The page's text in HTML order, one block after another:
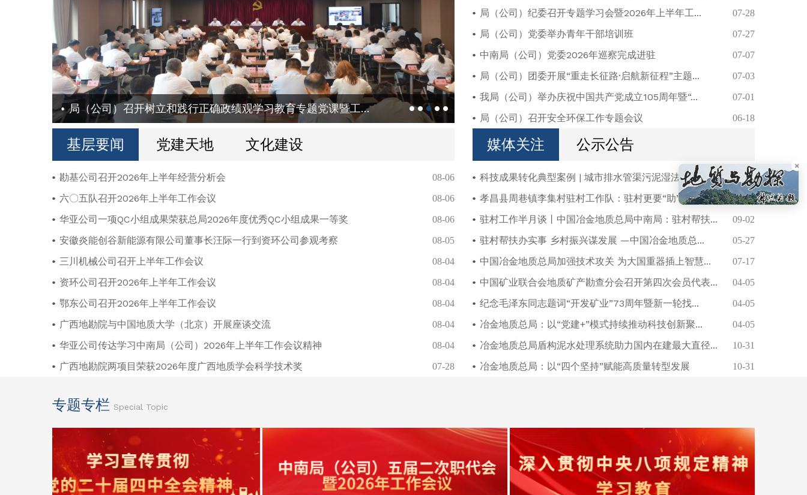
局（公司）召开树立和践行正确政绩观学习教育专题党课暨工作专班座谈会
局（公司）纪委召开专题学习会暨2026年上半年工... 07-28
局（公司）党委举办青年干部培训班 07-27
中南局（公司）党委2026年巡察完成进驻 07-07
局（公司）团委开展“重走长征路·启航新征程”主题... 07-03
我局（公司）举办庆祝中国共产党成立105周年暨“... 07-01
局（公司）召开安全环保工作专题会议 06-18
基层要闻 党建天地 文化建设
勘基公司召开2026年上半年经营分析会 08-06
六〇五队召开2026年上半年工作会议 08-06
华亚公司一项QC小组成果荣获总局2026年度优秀QC小组成果一等奖 08-06
安徽炎能创谷新能源有限公司董事长汪际一行到资环公司参观考察 08-05
三川机械公司召开上半年工作会议 08-04
资环公司召开2026年上半年工作会议 08-04
鄂东公司召开2026年上半年工作会议 08-04
广西地勘院与中国地质大学（北京）开展座谈交流 08-04
华亚公司传达学习中南局（公司）2026年上半年工作会议精神 08-04
广西地勘院两项目荣获2026年度广西地质学会科学技术奖 07-28
媒体关注 公示公告
科技成果转化典型案例 | 城市排水管渠污泥湿法生... 04-27
孝昌县周巷镇李集村驻村工作队：驻村更要“助”村 11-05
驻村工作半月谈丨中国冶金地质总局中南局：驻村帮扶... 09-02
驻村帮扶办实事 乡村振兴谋发展 —中国冶金地质总... 05-27
中国冶金地质总局加强技术攻关 为大国重器插上智慧... 07-17
中国矿业联合会地质矿产勘查分会召开第四次会员代表... 04-05
纪念毛泽东同志题词“开发矿业”73周年暨新一轮找... 04-05
冶金地质总局：以“党建+”模式持续推动科技创新聚... 04-05
冶金地质总局盾构泥水处理系统助力国内在建最大直径... 10-31
冶金地质总局：以“四个坚持”赋能高质量转型发展 10-31
专题专栏 Special Topic
×